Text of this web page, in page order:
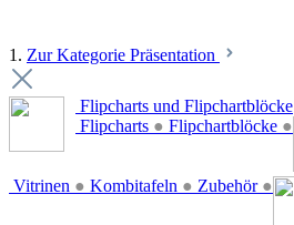
1. Zur Kategorie Präsentation
Flipcharts und Flipchartblöcke
Flipcharts ● Flipchartblöcke ●
Vitrinen ● Kombitafeln ● Zubehör ●